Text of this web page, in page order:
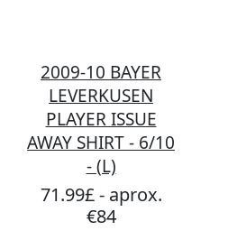
2009-10 BAYER
LEVERKUSEN
PLAYER ISSUE
AWAY SHIRT - 6/10
- (L)
71.99£ - aprox.
€84